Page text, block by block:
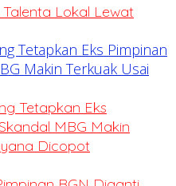
Lokal Lewat
Tetapkan Eks
MBG Makin
Dicopot